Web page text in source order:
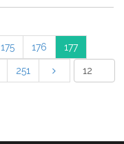
175 176 177
251